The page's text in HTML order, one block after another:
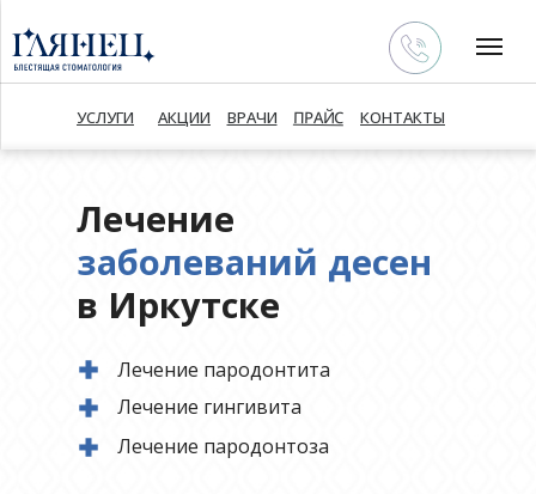
УСЛУГИ АКЦИИ ВРАЧИ КОНТАКТЫ
ПРАЙС
УСЛУГИ АКЦИИ ПРАЙС
Лечение
заболеваний десен
в Иркутске
Лечение пародонтита
Лечение гингивита
Лечение пародонтоза